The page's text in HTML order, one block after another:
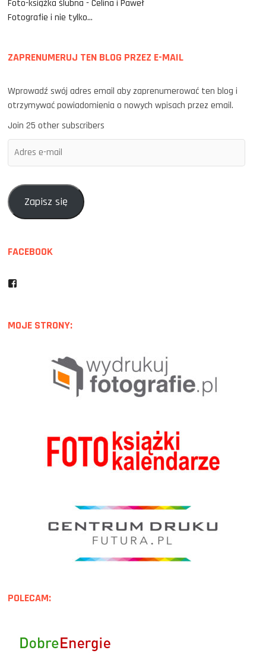
Foto-książka ślubna - Celina i Paweł
Fotografie i nie tylko...
ZAPRENUMERUJ TEN BLOG PRZEZ E-MAIL
Wprowadź swój adres email aby zaprenumerować ten blog i
otrzymywać powiadomienia o nowych wpisach przez email.
Join 25 other subscribers
Zapisz się
FACEBOOK
MOJE STRONY:
POLECAM: